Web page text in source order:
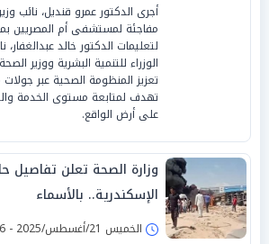
أجرى الدكتور عمرو قنديل، نائب
مفاجئة لمستشفى أم المصريين
لتعليمات الدكتور خالد
الوزراء للتنمية البشرية ووزير
تعزيز المنظومة الصحية عبر
تهدف لمتابعة مستوى الخدمة
على أرض الواقع.
وزارة الصحة تعلن تفاصيل
الإسكندرية.. بالأسماء
الخميس 21/أغسطس/2025 - 03:46 م